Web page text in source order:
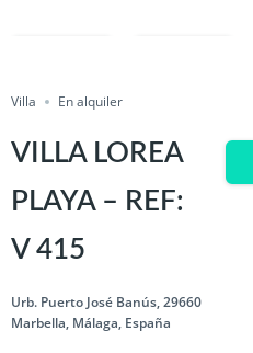
Villa En alquiler
VILLA LOREA
PLAYA – REF:
V 415
Urb. Puerto José Banús, 29660
Marbella, Málaga, España